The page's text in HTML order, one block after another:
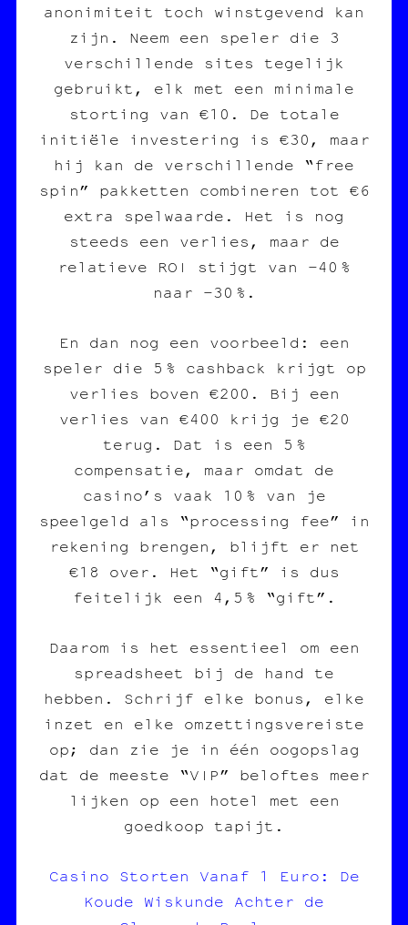
anonimiteit toch winstgevend kan
zijn. Neem een speler die 3
verschillende sites tegelijk
gebruikt, elk met een minimale
storting van €10. De totale
initiële investering is €30, maar
hij kan de verschillende “free
spin” pakketten combineren tot €6
extra spelwaarde. Het is nog
steeds een verlies, maar de
relatieve ROI stijgt van -40 %
naar -30 %.
En dan nog een voorbeeld: een
speler die 5 % cashback krijgt op
verlies boven €200. Bij een
verlies van €400 krijg je €20
terug. Dat is een 5 %
compensatie, maar omdat de
casino’s vaak 10 % van je
speelgeld als “processing fee” in
rekening brengen, blijft er net
€18 over. Het “gift” is dus
feitelijk een 4,5 % “gift”.
Daarom is het essentieel om een
spreadsheet bij de hand te
hebben. Schrijf elke bonus, elke
inzet en elke omzettingsvereiste
op; dan zie je in één oogopslag
dat de meeste “VIP” beloftes meer
lijken op een hotel met een
goedkoop tapijt.
Casino Storten Vanaf 1 Euro: De
Koude Wiskunde Achter de